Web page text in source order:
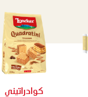
كوادراتيني